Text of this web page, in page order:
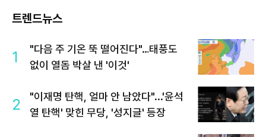
트렌드뉴스
1
"다음 주 기온 뚝 떨어진다"…태풍도
없이 열돔 박살 낸 '이것'
2
"이재명 탄핵, 얼마 안 남았다"...'윤석
열 탄핵' 맞힌 무당, '성지글' 등장